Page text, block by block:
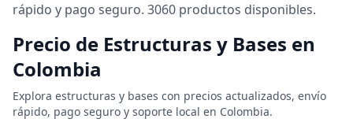
rápido y pago seguro. 3060 productos disponibles.
Precio de Estructuras y Bases en
Colombia
Explora estructuras y bases con precios actualizados, envío
rápido, pago seguro y soporte local en Colombia.